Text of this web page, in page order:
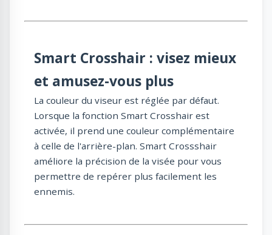
Smart Crosshair : visez mieux
et amusez-vous plus
La couleur du viseur est réglée par défaut.
Lorsque la fonction Smart Crosshair est
activée, il prend une couleur complémentaire
à celle de l'arrière-plan. Smart Crossshair
améliore la précision de la visée pour vous
permettre de repérer plus facilement les
ennemis.